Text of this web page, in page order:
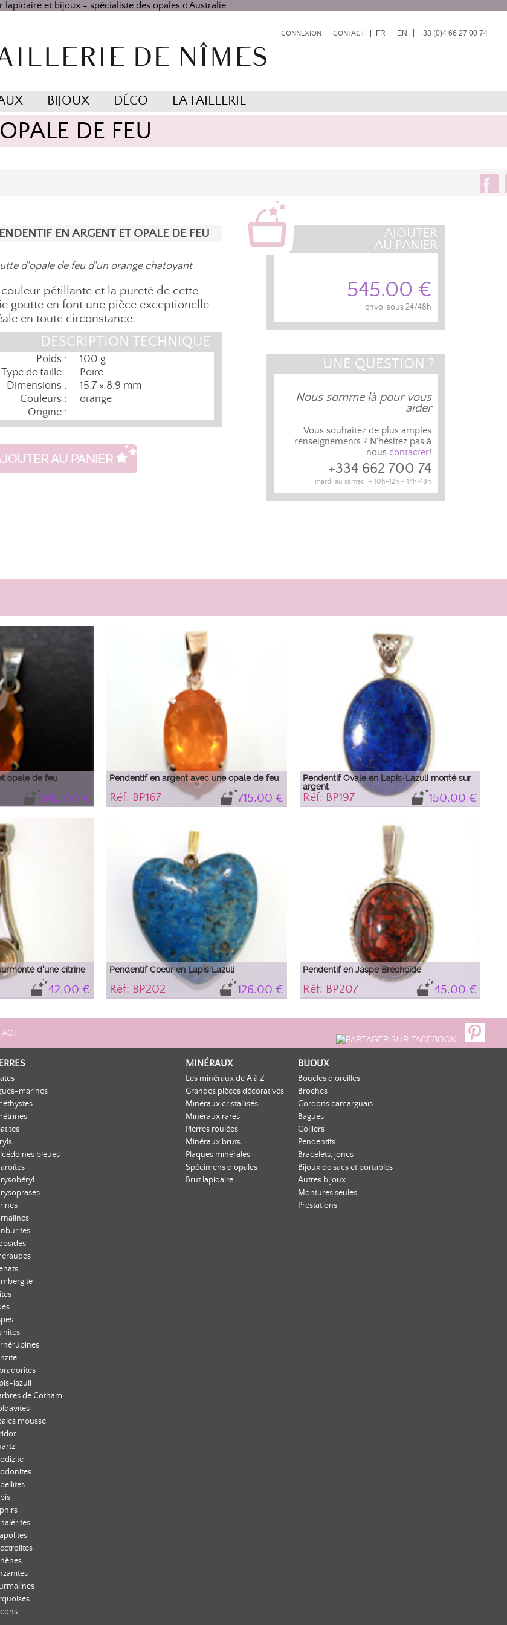
lapidaire et bijoux - spécialiste des opales d'Australie
CONNEXION CONTACT FR EN +33 (0)4 66 27 00 74
BIJOUX DÉCO LA TAILLERIE
DE FEU
EN ARGENT ET OPALE DE FEU
d'opale de feu d'un orange chatoyant
couleur pétillante et la pureté de cette
goutte en font une pièce exceptionelle
en toute circonstance.
DESCRIPTION TECHNIQUE
Poids :
100 g
Type de taille :
Poire
Dimensions :
15.7 × 8.9 mm
Couleurs :
orange
Origine :
AU PANIER
AJOUTER
AU PANIER
545.00 €
envoi sous 24/48h
UNE QUESTION ?
Nous somme là pour vous
aider
Vous souhaitez de plus amples
renseignements ? N'hésitez pas à
nous contacter!
+334 662 700 74
mardi au samedi - 10h-12h - 14h-18h
opale de feu
545.00 €
de cette jolie
idéale en
Pendentif en argent avec une opale de feu
715.00 €
Réf: BP167
présente aucunes inclusions visibles à l’œil nu.
Pendentif Ovale en Lapis-Lazuli monté sur
argent
150.00 €
Réf: BP197
profond clairsemé de paillettes dorées. Ce bijou est
monté sur argent et orné d'une joli bélière.
d'une citrine
42.00 €
Pendentif Coeur en Lapis Lazuli
126.00 €
Réf: BP202
Pendentif en Jaspe Bréchoïde
45.00 €
Réf: BP207
jaspe Bréchoïde.
marines
bleues
lazuli
de Cotham
mousse
MINÉRAUX
Les minéraux de A à Z
Grandes pièces décoratives
Minéraux cristallisés
Minéraux rares
Pierres roulées
Minéraux bruts
Plaques minérales
Spécimens d'opales
Brut lapidaire
BIJOUX
Boucles d'oreilles
Broches
Cordons camarguais
Bagues
Colliers
Pendentifs
Bracelets, joncs
Bijoux de sacs et portables
Autres bijoux
Montures seules
Prestations